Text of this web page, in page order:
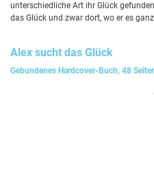
unterschiedliche Art ihr Glück
das Glück und zwar dort, wo er es
Alex sucht das Glück
Gebundenes Hardcover-Buch, 48